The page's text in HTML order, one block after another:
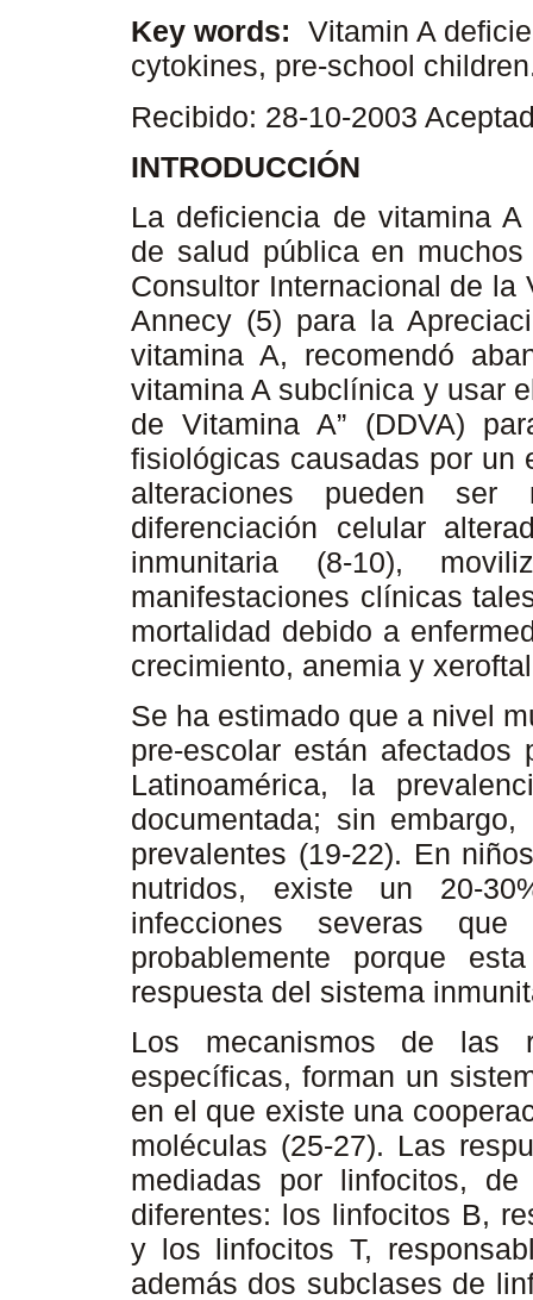
Key words:
Vitamin A
cytokines, pre-school
Recibido: 28-10-2003
INTRODUCCIÓN
La deficiencia de vitamina
de salud pública en
Consultor Internacional de la
Annecy (5) para la
vitamina A, recomendó
vitamina A subclínica y usar
de Vitamina A” (DDVA)
fisiológicas causadas por un
alteraciones pueden ser
diferenciación celular
inmunitaria (8-10),
manifestaciones clínicas
mortalidad debido a
crecimiento, anemia y
Se ha estimado que a nivel
pre-escolar están
Latinoamérica, la
documentada; sin
prevalentes (19-22). En
nutridos, existe un 20-
infecciones severas
probablemente porque
respuesta del sistema
Los mecanismos de las
específicas, forman un
en el que existe una
moléculas (25-27). Las
mediadas por linfocitos,
diferentes: los linfocitos B,
y los linfocitos T,
además dos subclases de